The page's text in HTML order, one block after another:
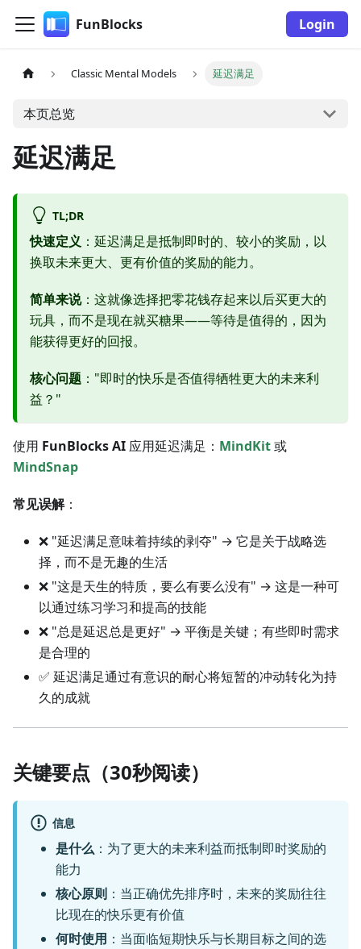
FunBlocks Login
Classic Mental Models 延迟满足
本页总览
延迟满足
TL;DR
快速定义 ：延迟满足是抵制即时的、较小的奖励，以
换取未来更大、更有价值的奖励的能力。
简单来说：这就像选择把零花钱存起来以后买更大的
玩具，而不是现在就买糖果——等待是值得的，因为
能获得更好的回报。
核心问题 ："即时的快乐是否值得牺牲更大的未来利
益？"
使用 FunBlocks AI 应用延迟满足： MindKit或
MindSnap
常见误解：
❌ "延迟满足意味着持续的剥夺" → 它是关于战略选
择，而不是无趣的生活
❌ "这是天生的特质，要么有要么没有" → 这是一种可
以通过练习学习和提高的技能
❌ "总是延迟总是更好" → 平衡是关键；有些即时需求
是合理的
✅ 延迟满足通过有意识的耐心将短暂的冲动转化为持
久的成就
关键要点（30秒阅读）
信息
是什么 ：为了更大的未来利益而抵制即时奖励的
能力
核心原则 ：当正确优先排序时，未来的奖励往往
比现在的快乐更有价值
何时使用 ：当面临短期快乐与长期目标之间的选